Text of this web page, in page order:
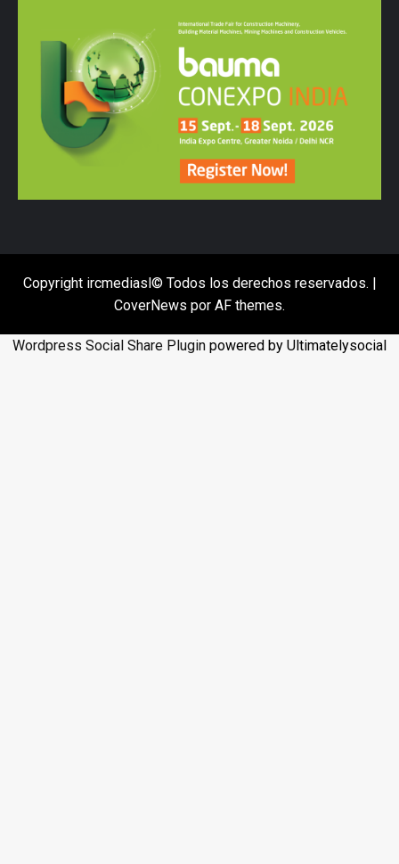
Copyright ircmediasl© Todos los derechos reservados. |
CoverNews por AF themes.
Wordpress Social Share Plugin powered by Ultimatelysocial